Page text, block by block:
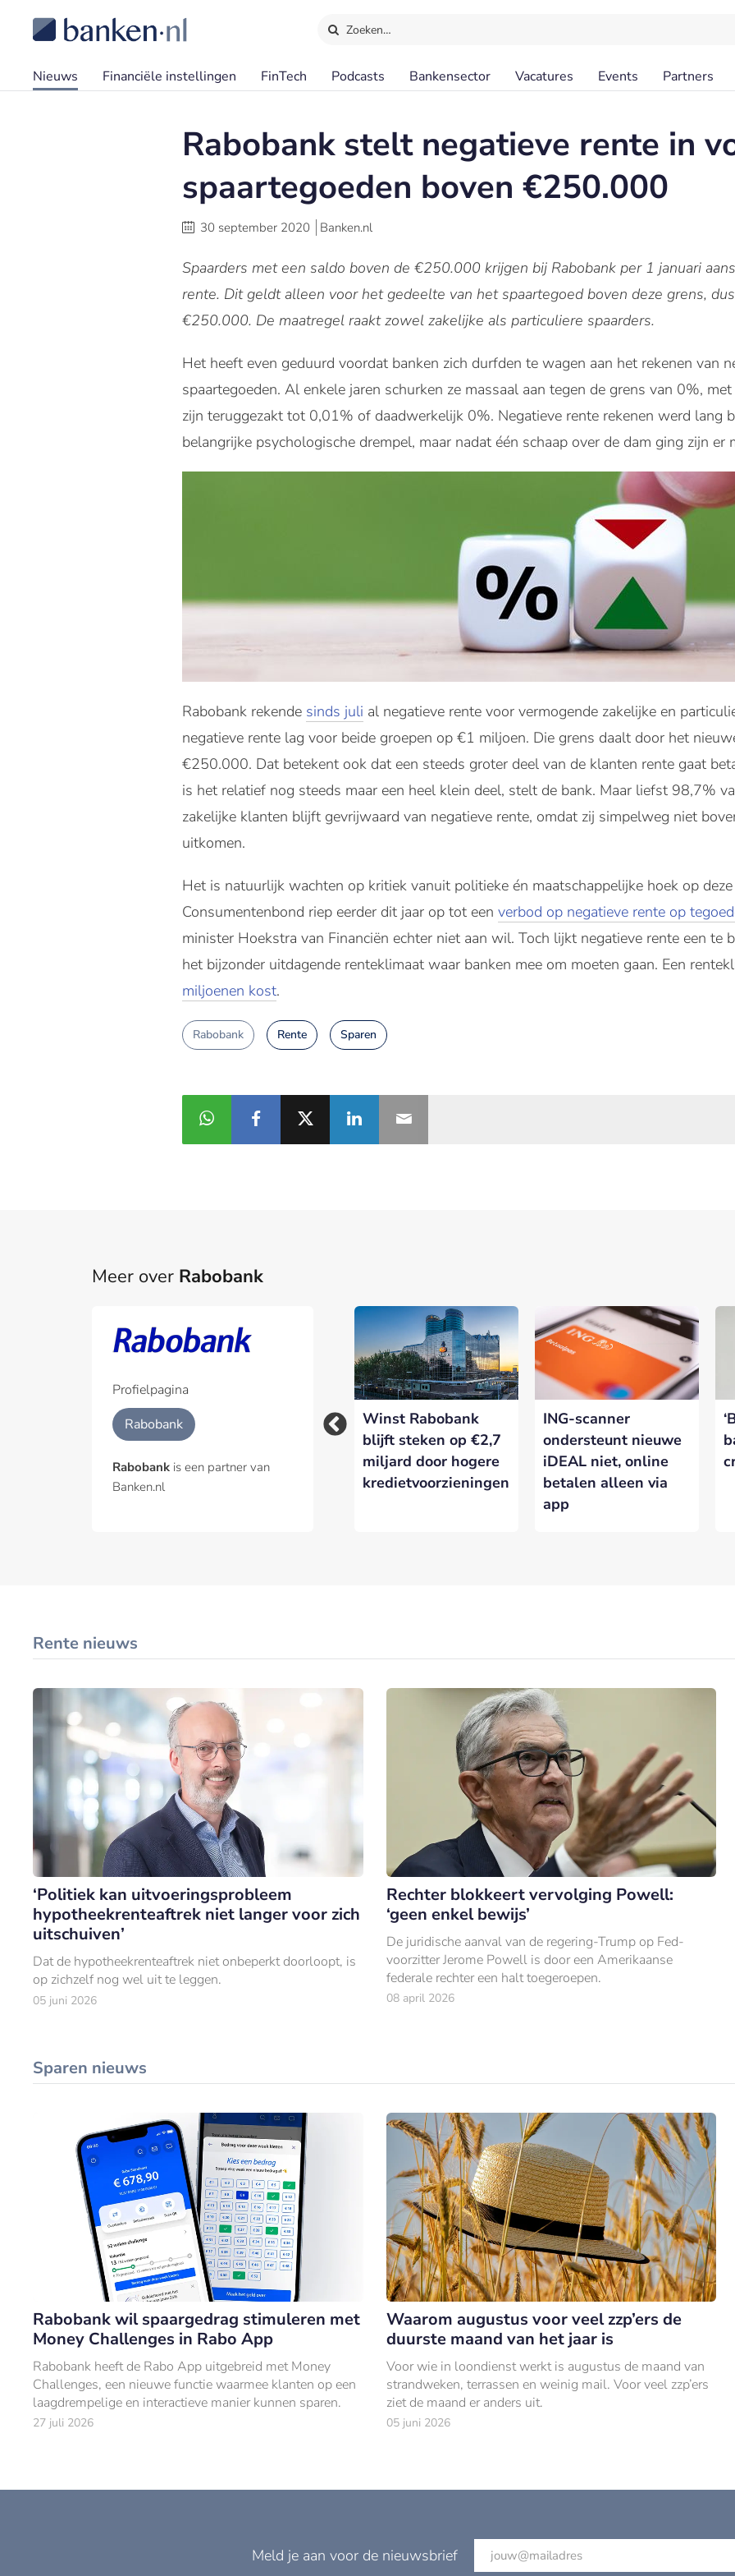
Zoeken…
Nieuws Financiële instellingen FinTech Podcasts Bankensector Vacatures Events Partners
Rabobank stelt negatieve rente in
spaartegoeden boven €250.000
30 september 2020 Banken.nl
Spaarders met een saldo boven de €250.000 krijgen bij Rabobank per 1 januari
rente. Dit geldt alleen voor het gedeelte van het spaartegoed boven deze grens,
€250.000. De maatregel raakt zowel zakelijke als particuliere spaarders.
Het heeft even geduurd voordat banken zich durfden te wagen aan het rekenen van
spaartegoeden. Al enkele jaren schurken ze massaal aan tegen de grens van 0%,
zijn teruggezakt tot 0,01% of daadwerkelijk 0%. Negatieve rente rekenen werd lang
belangrijke psychologische drempel, maar nadat één schaap over de dam ging zijn er
Rabobank rekende sinds juli al negatieve rente voor vermogende zakelijke en
negatieve rente lag voor beide groepen op €1 miljoen. Die grens daalt door het
€250.000. Dat betekent ook dat een steeds groter deel van de klanten rente gaat
is het relatief nog steeds maar een heel klein deel, stelt de bank. Maar liefst 98,7%
zakelijke klanten blijft gevrijwaard van negatieve rente, omdat zij simpelweg niet
uitkomen.
Het is natuurlijk wachten op kritiek vanuit politieke én maatschappelijke hoek op
Consumentenbond riep eerder dit jaar op tot een verbod op negatieve rente op
minister Hoekstra van Financiën echter niet aan wil. Toch lijkt negatieve rente een te
het bijzonder uitdagende renteklimaat waar banken mee om moeten gaan. Een
miljoenen kost.
Rabobank Rente Sparen
Meer over Rabobank
Profielpagina
Rabobank
Rabobank is een partner van
Banken.nl
voedselzekerheid
financieringsvraagstuk
Rabobank versnelt
inzet van AI-agents
met nieuwe Agentic
Winst Rabobank
blijft steken op €2,7
miljard door hogere
kredietvoorzieningen
ING-scanner
ondersteunt nieuwe
iDEAL niet, online
betalen alleen via
app
Rente nieuws
‘Politiek kan uitvoeringsprobleem
hypotheekrenteaftrek niet langer voor zich
uitschuiven’
Dat de hypotheekrenteaftrek niet onbeperkt doorloopt, is
op zichzelf nog wel uit te leggen.
05 juni 2026
Rechter blokkeert vervolging Powell:
‘geen enkel bewijs’
De juridische aanval van de regering-Trump op Fed-
voorzitter Jerome Powell is door een Amerikaanse
federale rechter een halt toegeroepen.
08 april 2026
Sparen nieuws
Rabobank wil spaargedrag stimuleren met
Money Challenges in Rabo App
Rabobank heeft de Rabo App uitgebreid met Money
Challenges, een nieuwe functie waarmee klanten op een
laagdrempelige en interactieve manier kunnen sparen.
27 juli 2026
Waarom augustus voor veel zzp’ers de
duurste maand van het jaar is
Voor wie in loondienst werkt is augustus de maand van
strandweken, terrassen en weinig mail. Voor veel zzp’ers
ziet de maand er anders uit.
05 juni 2026
Meld je aan voor de nieuwsbrief